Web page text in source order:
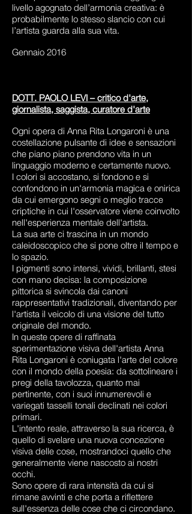
livello agognato dell’armonia creativa: è
probabilmente lo stesso slancio con cui
l’artista guarda alla sua vita.
Gennaio 2016
DOTT. PAOLO LEVI – critico d'arte,
giornalista, saggista, curatore d'arte
Ogni opera di Anna Rita Longaroni è una
costellazione pulsante di idee e sensazioni
che piano piano prendono vita in un
linguaggio moderno e certamente nuovo.
I colori si accostano, si fondono e si
confondono in un'armonia magica e onirica
da cui emergono segni o meglio tracce
criptiche in cui l'osservatore viene coinvolto
nell'esperienza mentale dell'artista.
La sua arte ci trascina in un mondo
caleidoscopico che si pone oltre il tempo e
lo spazio.
I pigmenti sono intensi, vividi, brillanti, stesi
con mano decisa: la composizione
pittorica si svincola dai canoni
rappresentativi tradizionali, diventando per
l'artista il veicolo di una visione del tutto
originale del mondo.
In queste opere di raffinata
sperimentazione visiva dell'artista Anna
Rita Longaroni è coniugata l'arte del colore
con il mondo della poesia: da sottolineare i
pregi della tavolozza, quanto mai
pertinente, con i suoi innumerevoli e
variegati tasselli tonali declinati nei colori
primari.
L'intento reale, attraverso la sua ricerca, è
quello di svelare una nuova concezione
visiva delle cose, mostrandoci quello che
generalmente viene nascosto ai nostri
occhi.
Sono opere di rara intensità da cui si
rimane avvinti e che porta a riflettere
sull'essenza delle cose che ci circondano.